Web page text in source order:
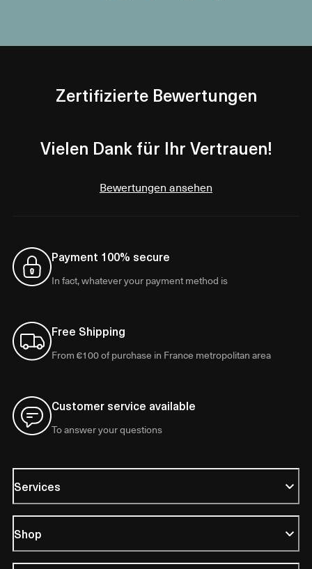
Zertifizierte Bewertungen
Vielen Dank für Ihr Vertrauen!
Bewertungen ansehen
Payment 100% secure
In fact, whatever your payment method is
Free Shipping
From €100 of purchase in France metropolitan area
Customer service available
To answer your questions
Services
Shop